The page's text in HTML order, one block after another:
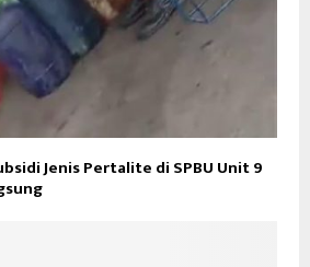
Jenis Pertalite di SPBU Unit 9